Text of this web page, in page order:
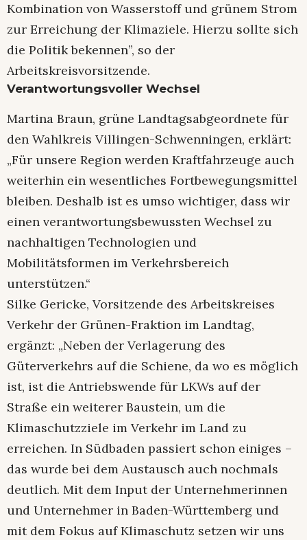
Kombination von Wasserstoff und grünem Strom
zur Erreichung der Klimaziele. Hierzu sollte sich
die Politik bekennen”, so der
Arbeitskreisvorsitzende.
Verantwortungsvoller Wechsel
Martina Braun, grüne Landtagsabgeordnete für
den Wahlkreis Villingen-Schwenningen, erklärt:
„Für unsere Region werden Kraftfahrzeuge auch
weiterhin ein wesentliches Fortbewegungsmittel
bleiben. Deshalb ist es umso wichtiger, dass wir
einen verantwortungsbewussten Wechsel zu
nachhaltigen Technologien und
Mobilitätsformen im Verkehrsbereich
unterstützen.“
Silke Gericke, Vorsitzende des Arbeitskreises
Verkehr der Grünen-Fraktion im Landtag,
ergänzt: „Neben der Verlagerung des
Güterverkehrs auf die Schiene, da wo es möglich
ist, ist die Antriebswende für LKWs auf der
Straße ein weiterer Baustein, um die
Klimaschutzziele im Verkehr im Land zu
erreichen. In Südbaden passiert schon einiges –
das wurde bei dem Austausch auch nochmals
deutlich. Mit dem Input der Unternehmerinnen
und Unternehmer in Baden-Württemberg und
mit dem Fokus auf Klimaschutz setzen wir uns